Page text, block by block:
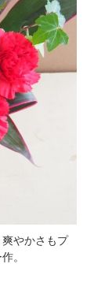
やかさもプ
。